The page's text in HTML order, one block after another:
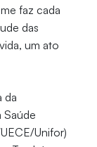
faz cada
das
um ato
da
Saúde
Unifor)